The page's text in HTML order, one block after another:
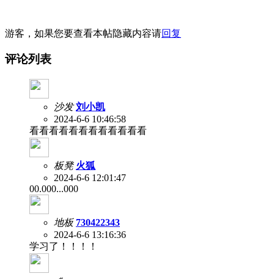
游客，如果您要查看本帖隐藏内容请回复
评论列表
沙发 刘小凯
2024-6-6 10:46:58
看看看看看看看看看看看看
板凳 火狐
2024-6-6 12:01:47
00.000...000
地板 730422343
2024-6-6 13:16:36
学习了！！！！